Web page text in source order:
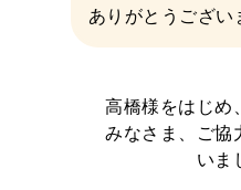
ありがとうござい
高橋様をはじめ
みなさま、ご協
いま